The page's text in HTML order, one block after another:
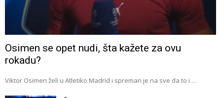
Osimen se opet nudi, šta kažete za ovu
rokadu?
Viktor Osimen želi u Atletiko Madrid i spreman je na sve da to i …